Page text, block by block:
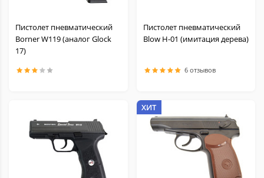
Пистолет пневматический
Borner W119 (аналог Glock
17)
Пистолет пневматический
Blow H-01 (имитация дерева)
6 отзывов
ХИТ